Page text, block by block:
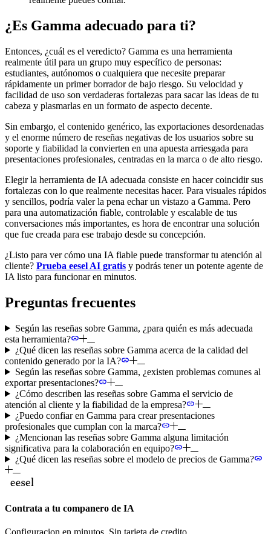
¿Es Gamma adecuado para ti?
Entonces, ¿cuál es el veredicto? Gamma es una herramienta
realmente útil para un grupo muy específico de personas:
estudiantes, autónomos o cualquiera que necesite preparar
rápidamente un primer borrador de bajo riesgo. Su velocidad y
facilidad de uso son verdaderas fortalezas para sacar las ideas de tu
cabeza y plasmarlas en un formato de aspecto decente.
Sin embargo, el contenido genérico, las exportaciones desordenadas
y el enorme número de reseñas negativas de los usuarios sobre su
soporte y fiabilidad la convierten en una apuesta arriesgada para
presentaciones profesionales, centradas en la marca o de alto riesgo.
Elegir la herramienta de IA adecuada consiste en hacer coincidir sus
fortalezas con lo que realmente necesitas hacer. Para visuales rápidos
y sencillos, podría valer la pena echar un vistazo a Gamma. Pero
para una automatización fiable, controlable y escalable de tus
conversaciones más importantes, es hora de encontrar una solución
que fue creada para ese trabajo desde su concepción.
¿Listo para ver cómo una IA fiable puede transformar tu atención al
cliente? Prueba eesel AI gratis y podrás tener un potente agente de
IA listo para funcionar en minutos.
Preguntas frecuentes
Según las reseñas sobre Gamma, ¿para quién es más adecuada
esta herramienta?
¿Qué dicen las reseñas sobre Gamma acerca de la calidad del
contenido generado por la IA?
Según las reseñas sobre Gamma, ¿existen problemas comunes al
exportar presentaciones?
¿Cómo describen las reseñas sobre Gamma el servicio de
atención al cliente y la fiabilidad de la empresa?
¿Puedo confiar en Gamma para crear presentaciones
profesionales que cumplan con la marca?
¿Mencionan las reseñas sobre Gamma alguna limitación
significativa para la colaboración en equipo?
¿Qué dicen las reseñas sobre el modelo de precios de Gamma?
Contrata a tu companero de IA